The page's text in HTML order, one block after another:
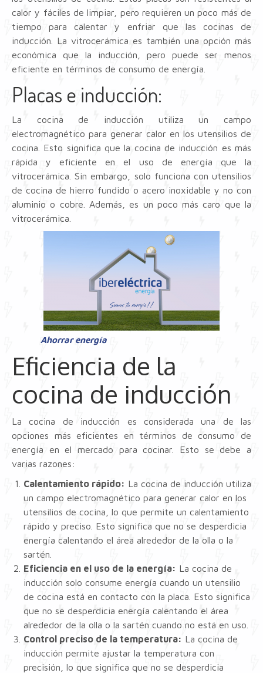
calor y fáciles de limpiar, pero requieren un poco más de
tiempo para calentar y enfriar que las cocinas de
inducción. La vitrocerámica es también una opción más
económica que la inducción, pero puede ser menos
eficiente en términos de consumo de energía.
Placas e inducción:
La cocina de inducción utiliza un campo
electromagnético para generar calor en los utensilios de
cocina. Esto significa que la cocina de inducción es más
rápida y eficiente en el uso de energía que la
vitrocerámica. Sin embargo, solo funciona con utensilios
de cocina de hierro fundido o acero inoxidable y no con
aluminio o cobre. Además, es un poco más caro que la
vitrocerámica.
Ahorrar energía
Eficiencia de la
cocina de inducción
La cocina de inducción es considerada una de las
opciones más eficientes en términos de consumo de
energía en el mercado para cocinar. Esto se debe a
varias razones:
Calentamiento rápido: La cocina de inducción utiliza
un campo electromagnético para generar calor en los
utensilios de cocina, lo que permite un calentamiento
rápido y preciso. Esto significa que no se desperdicia
energía calentando el área alrededor de la olla o la
sartén.
Eficiencia en el uso de la energía: La cocina de
inducción solo consume energía cuando un utensilio
de cocina está en contacto con la placa. Esto significa
que no se desperdicia energía calentando el área
alrededor de la olla o la sartén cuando no está en uso.
Control preciso de la temperatura: La cocina de
inducción permite ajustar la temperatura con
precisión, lo que significa que no se desperdicia